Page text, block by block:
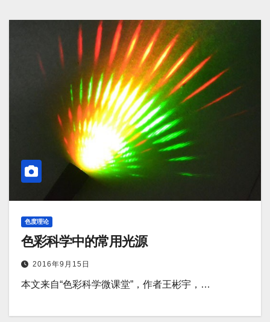
色度理论
色彩科学中的常用光源
2016年9月15日
本文来自“色彩科学微课堂”，作者王彬宇，…